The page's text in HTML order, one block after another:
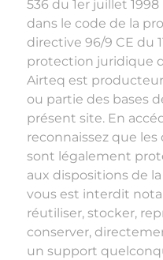
536 du 1er juillet
dans le code de la
directive 96/9 CE du
protection juridique
Airteq est
ou partie des bases
présent site. En
reconnaissez que
sont légalement
aux dispositions de
vous est interdit
réutiliser, stocker,
conserver,
un support